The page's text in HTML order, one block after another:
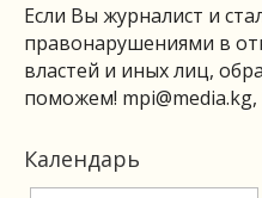
Если Вы журналист и
правонарушениями в
властей и иных лиц,
поможем! mpi@media.kg
Календарь